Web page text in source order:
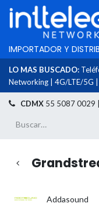
IMPORTADOR Y
LO MAS BUSCADO:
Networking
4G/LTE/5G
CDMX 55 5087 0029 |
Addasound